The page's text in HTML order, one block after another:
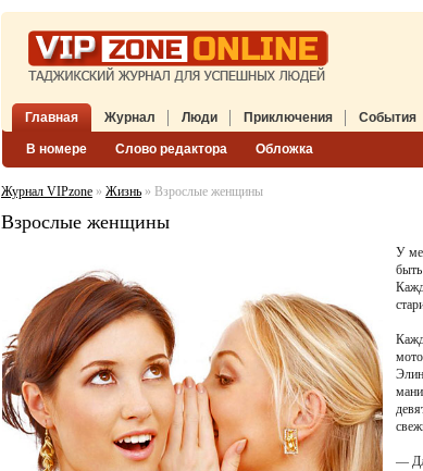
Главная Журнал
В номере Слово редактора Обложка
Люди Приключения События
Журнал VIPzone » Жизнь » Взрослые женщины
Взрослые женщины
У
—